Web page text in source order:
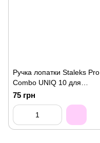
Ручка лопатки Staleks Pro
Combo UNIQ 10 для
змінних робочих частин
75 грн